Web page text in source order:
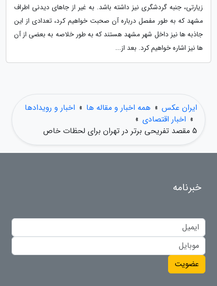
زیارتی، جنبه گردشگری نیز داشته باشد. به غیر از جاهای دیدنی اطراف
مشهد که به طور مفصل درباره آن صحبت خواهیم کرد، تعدادی از این
جاذبه ها نیز داخل شهر مشهد هستند که به طور خلاصه به بعضی از آن
ها نیز اشاره خواهیم کرد. بعد از...
ایران عکس » همه اخبار و مقاله ها » اخبار و رویدادها
» اخبار اقتصادی »
5 مقصد تفریحی برتر در تهران برای لحظات خاص
خبرنامه
عضویت